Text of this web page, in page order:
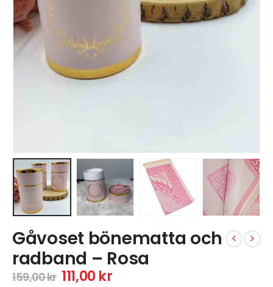
Gåvoset bönematta och
radband – Rosa
159,00kr 111,00 kr